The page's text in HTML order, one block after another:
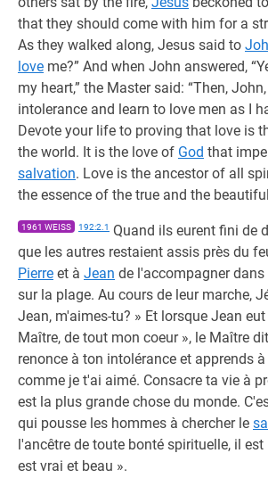
that they should come with him for a
As they walked along, Jesus said to
love me?” And when John answered,
my heart,” the Master said: “Then,
intolerance and learn to love men as I
Devote your life to proving that love is
the world. It is the love of God that
salvation. Love is the ancestor of all
the essence of the true and the
1961 WEISS 192:2.1 Quand ils eurent fini de
que les autres restaient assis près du
Pierre et à Jean de l'accompagner
sur la plage. Au cours de leur marche,
Jean, m'aimes-tu? » Et lorsque Jean
Maître, de tout mon coeur », le Maître
renonce à ton intolérance et apprends
comme je t'ai aimé. Consacre ta vie à
est la plus grande chose du monde.
qui pousse les hommes à chercher le
l'ancêtre de toute bonté spirituelle, il est
est vrai et beau ».